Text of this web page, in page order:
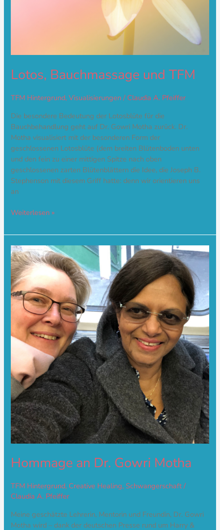
Lotos, Bauchmassage und TFM
TFM Hintergrund,Visualisierungen/ Claudia A. Pfeiffer
Die besondere Bedeutung der Lotosblüte für die
Bauchbehandlung geht auf Dr. Gowri Motha zurück. Dr.
Motha visualisiert mit der besonderen Form der
geschlossenen Lotosblüte (dem breiten Blütenboden unten
und den fein zu einer mittigen Spitze nach oben
geschlossenen zarten Blütenblättern die Idee, die Joseph B.
Stephenson mit diesem Griff hatte: denn wir orientieren uns
an
Weiterlesen »
Hommage an Dr. Gowri Motha
TFM Hintergrund, Creative Healing, Schwangerschaft/
Claudia A. Pfeiffer
Meine geschätzte Lehrerin, Mentorin und Freundin, Dr. Gowri
Motha wird – dank der deutschen Presse rund um Harry &
Hommage
an
Dr.
Gowri
Motha